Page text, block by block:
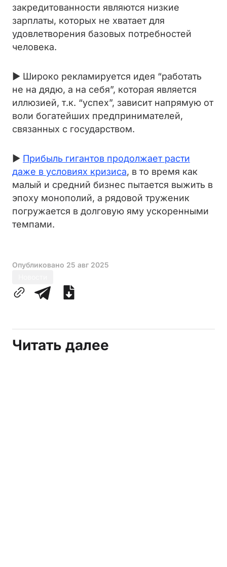
закредитованности являются низкие
зарплаты, которых не хватает для
удовлетворения базовых потребностей
человека.
► Широко рекламируется идея “работать
не на дядю, а на себя”, которая является
иллюзией, т.к. “успех”, зависит напрямую от
воли богатейших предпринимателей,
связанных с государством.
► Прибыль гигантов продолжает расти
даже в условиях кризиса, в то время как
малый и средний бизнес пытается выжить в
эпоху монополий, а рядовой труженик
погружается в долговую яму ускоренными
темпами.
Опубликовано 25 авг 2025
Читать далее